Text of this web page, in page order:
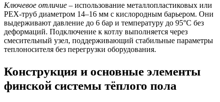
Ключевое отличие – использование металлопластиковых или
PEX-труб диаметром 14–16 мм с кислородным барьером. Они
выдерживают давление до 6 бар и температуру до 95°C без
деформаций. Подключение к котлу выполняется через
смесительный узел, поддерживающий стабильные параметры
теплоносителя без перегрузки оборудования.
Конструкция и основные элементы
финской системы тёплого пола